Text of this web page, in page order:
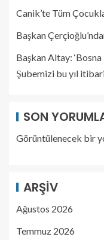
Canik’te Tüm
Başkan
Başkan Altay:
Şubemizi bu yıl
SON
Görüntülenecek bir
ARŞIV
Ağustos 2026
Temmuz 2026